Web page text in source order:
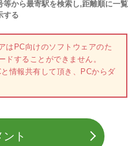
から最寄駅を検索し,距離順に一覧
する
はPC向けのソフトウェアのた
ドすることができません。
情報共有して頂き、PCからダ
ント